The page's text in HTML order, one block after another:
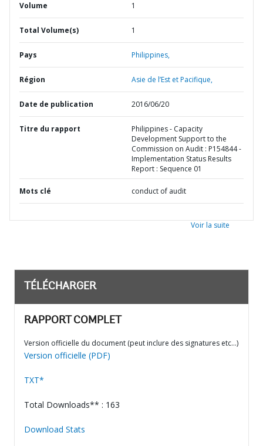
Volume 1
Total Volume(s) 1
Pays Philippines,
Région Asie de l’Est et Pacifique,
Date de publication 2016/06/20
Titre du rapport
Philippines - Capacity
Development Support to the
Commission on Audit : P154844 -
Implementation Status Results
Report : Sequence 01
Mots clé conduct of audit
Voir la suite
TÉLÉCHARGER
RAPPORT COMPLET
Version officielle du document (peut inclure des signatures etc…)
Version officielle (PDF)
TXT*
Total Downloads** : 163
Download Stats